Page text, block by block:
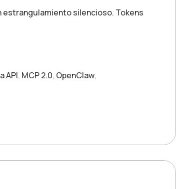
estrangulamiento silencioso. Tokens
API, MCP 2.0, OpenClaw,